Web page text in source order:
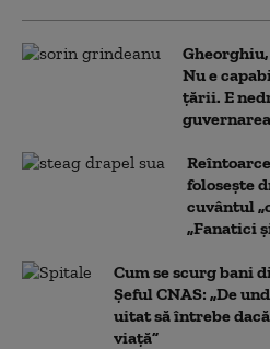
Nu e
țării. E
guvernarea
folosește
cuvântul
„Fanatici
Cum se scurg bani
Șeful CNAS: „De
uitat să întrebe
viață”